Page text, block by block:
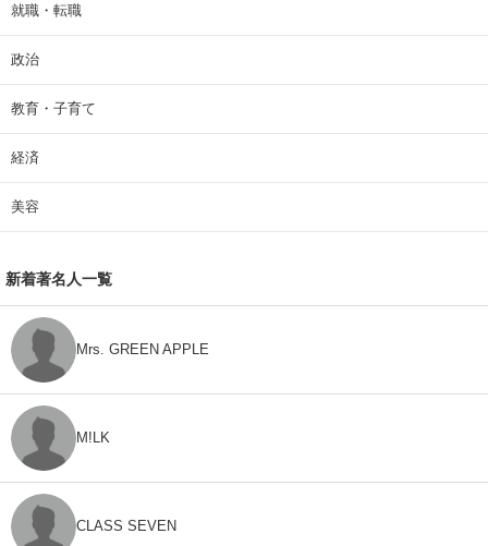
就職・転職
政治
教育・子育て
経済
美容
新着著名人一覧
Mrs. GREEN APPLE
M!LK
CLASS SEVEN